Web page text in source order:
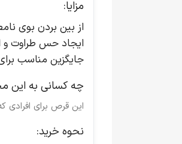
مزایا:
از بین بردن بوی
ایجاد حس طراوت و
جایگزین مناسب
چه کسانی به این
این قرص برای افرادی
نحوه خرید: